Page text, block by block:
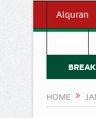
Alquran
HOME